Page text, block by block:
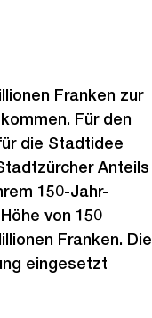
Franken zur
Für den
die Stadtidee
Anteils
150-Jahr-
von 150
Franken. Die
eingesetzt